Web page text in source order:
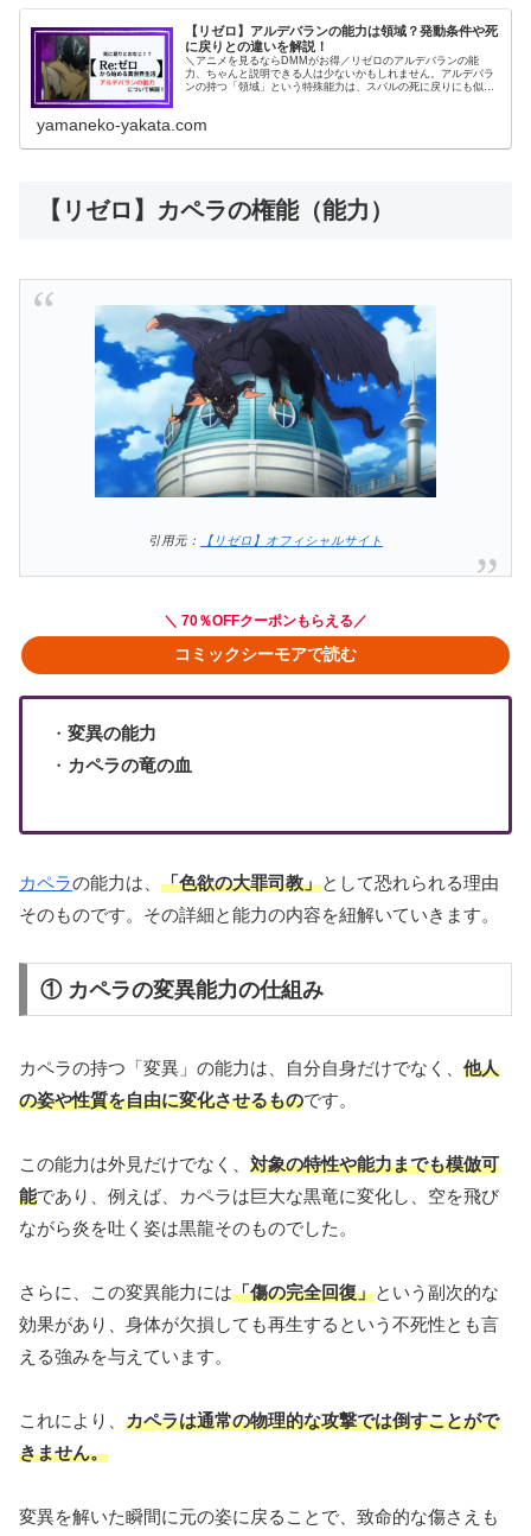
【リゼロ】アルデバランの能力は領域？発動条件や死
に戻りとの違いを解説！
＼アニメを見るならDMMがお得／リゼロのアルデバランの能
力、ちゃんと説明できる人は少ないかもしれません。アルデバラ
ンの持つ「領域」という特殊能力は、スバルの死に戻りにも似て
yamaneko-yakata.com
【リゼロ】カペラの権能（能力）
引用元： 【リゼロ】オフィシャルサイト
＼ 70％OFFクーポンもらえる／
コミックシーモアで読む
・ 変異の能力
・ カペラの竜の血
カペラの能力は、 「色欲の大罪司教」として恐れられる理由
そのものです。その詳細と能力の内容を紐解いていきます。
① カペラの変異能力の仕組み
カペラの持つ「変異」の能力は、自分自身だけでなく、 他人
の姿や性質を自由に変化させるものです。
この能力は外見だけでなく、 対象の特性や能力までも模倣可
能であり、例えば、カペラは巨大な黒竜に変化し、空を飛び
ながら炎を吐く姿は黒龍そのものでした。
さらに、この変異能力には「傷の完全回復」という副次的な
効果があり、身体が欠損しても再生するという不死性とも言
える強みを与えています。
これにより、 カペラは通常の物理的な攻撃では倒すことがで
きません。
変異を解いた瞬間に元の姿に戻ることで、致命的な傷さえも